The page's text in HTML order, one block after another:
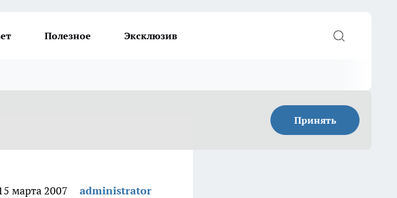
Полезное Эксклюзив
Принять
марта 2007
administrator